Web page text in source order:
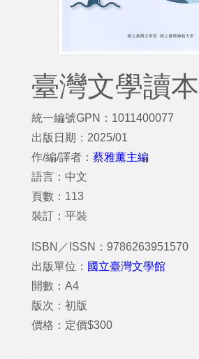
臺灣文學讀本
統一編號GPN：1011400077
出版日期：2025/01
作/編/譯者： 蔡雅薰主編
語言：中文
頁數：113
裝訂：平裝
ISBN／ISSN：9786263951570
出版單位： 國立臺灣文學館
開數：A4
版次：初版
價格：定價$300